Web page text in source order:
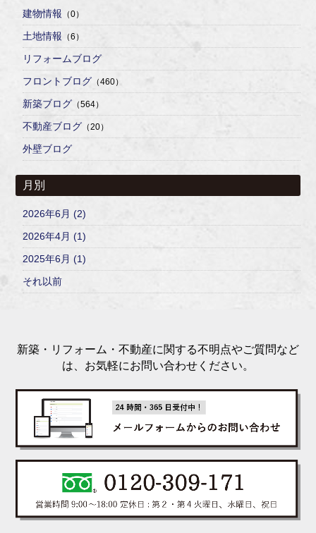
建物情報 （0）
土地情報 （6）
リフォームブログ
フロントブログ （460）
新築ブログ （564）
不動産ブログ （20）
外壁ブログ
月別
2026年6月 (2)
2026年4月 (1)
2025年6月 (1)
それ以前
新築・リフォーム・不動産に関する不明点やご質問など
は、お気軽にお問い合わせください。